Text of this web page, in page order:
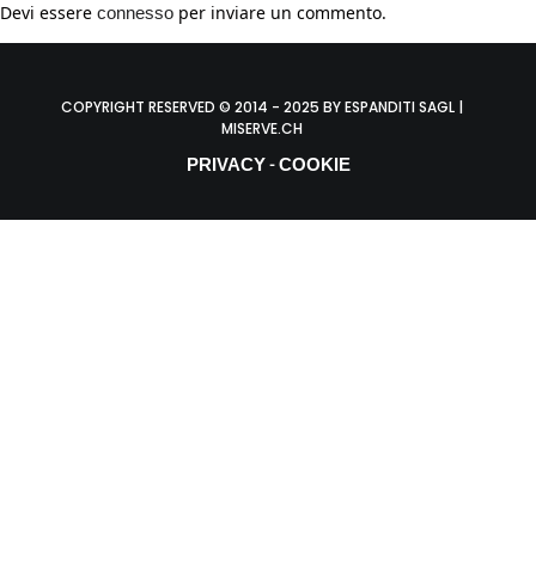
Devi essere connesso per inviare un commento.
COPYRIGHT RESERVED © 2014 - 2025 BY ESPANDITI SAGL |
MISERVE.CH
PRIVACY-COOKIE